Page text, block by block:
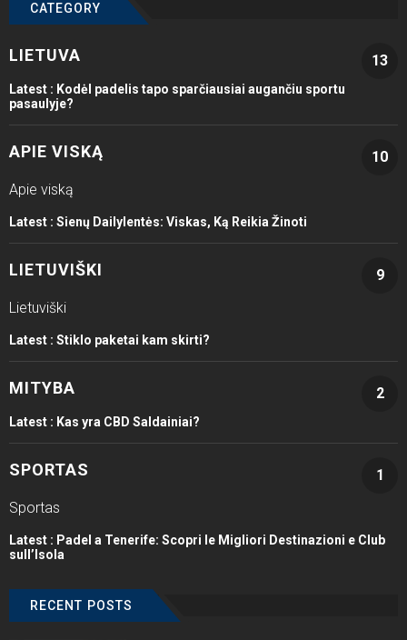
CATEGORY
LIETUVA 13
Latest : Kodėl padelis tapo sparčiausiai augančiu sportu
pasaulyje?
APIE VISKĄ
10
Apie viską
Latest : Sienų Dailylentės: Viskas, Ką Reikia Žinoti
LIETUVIŠKI
9
Lietuviški
Latest : Stiklo paketai kam skirti?
MITYBA 2
Latest : Kas yra CBD Saldainiai?
SPORTAS
1
Sportas
Latest : Padel a Tenerife: Scopri le Migliori Destinazioni e Club
sull’Isola
RECENT POSTS